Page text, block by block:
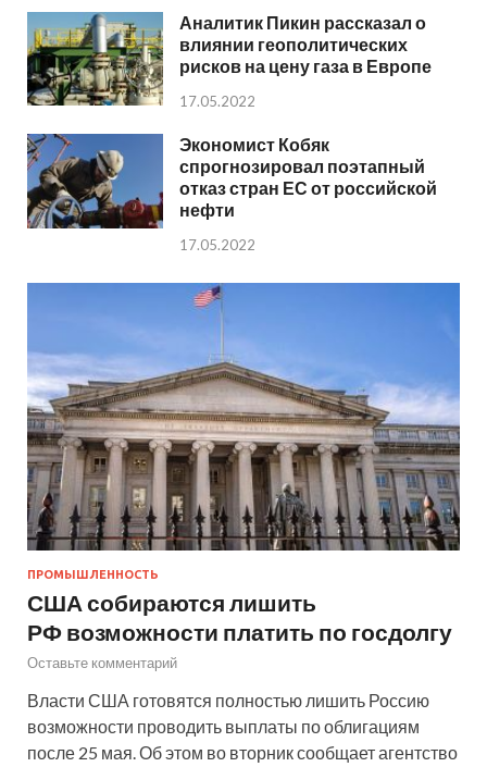
Аналитик Пикин рассказал о
влиянии геополитических
рисков на цену газа в Европе
17.05.2022
Экономист Кобяк
спрогнозировал поэтапный
отказ стран ЕС от российской
нефти
17.05.2022
ПРОМЫШЛЕННОСТЬ
США собираются лишить
РФ возможности платить по госдолгу
Оставьте комментарий
Власти США готовятся полностью лишить Россию
возможности проводить выплаты по облигациям
после 25 мая. Об этом во вторник сообщает агентство